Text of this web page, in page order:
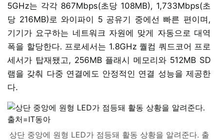
5GHz는 각각 867Mbps(초당 108MB), 1,733Mbps(초
당 216MB)로 와이파이 5 공유기 중에선 빠른 편이며,
기기가 요구하는 네트워크 자원에 맞게 자동으로 대역
폭을 할당한다. 프로세서는 1.8GHz 퀄컴 쿼드코어 프로
세서가 탑재됐고, 256MB 플래시 메모리와 512MB SD
램을 갖춰 다중 연결에도 안정적인 연결 성능을 제공한
다.
상단 중앙에 원형 LED가 점등돼 활동 상황을 알려준다. 출